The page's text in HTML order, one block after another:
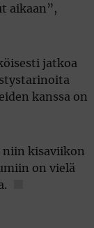
aikaan”,
jatkoa
kanssa on
niin kisaviikon
on vielä